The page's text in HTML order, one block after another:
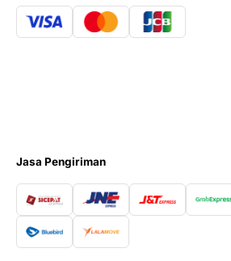
Jasa Pengiriman